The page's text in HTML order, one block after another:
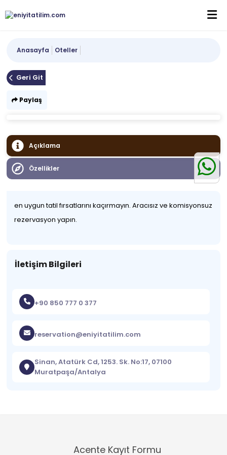
Anasayfa Oteller
Geri Git
Paylaş
Açıklama
Özellikler
en uygun tatil fırsatlarını kaçırmayın. Aracısız ve komisyonsuz
rezervasyon yapın.
İletişim Bilgileri
+90 850 777 0 377
reservation@eniyitatilim.com
Sinan, Atatürk Cd, 1253. Sk. No:17, 07100
Muratpaşa/Antalya
Acente Kayıt Formu